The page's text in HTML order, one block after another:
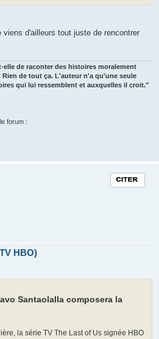
d'ailleurs tout juste de rencontrer
de raconter des histoires moralement
de tout ça. L'auteur n'a qu'une seule
qui lui ressemblent et auxquelles il croit."
forum :
HBO)
Citation
Santaolalla composera la
la série TV The Last of Us signée HBO